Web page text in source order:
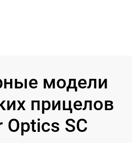
модели
прицелов
Optics SC